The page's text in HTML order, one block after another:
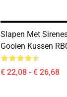
Slapen Met
Gooien Kussen
€ 22,08 - € 26,68